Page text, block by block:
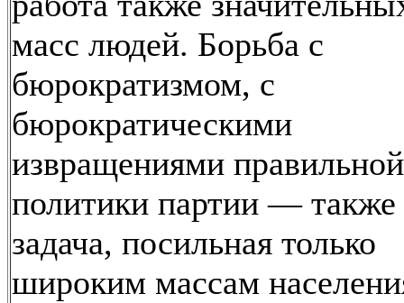
масс людей. Борьба с
бюрократизмом, с
бюрократическими
извращениями правильной
политики партии — также
задача, посильная только
широким массам